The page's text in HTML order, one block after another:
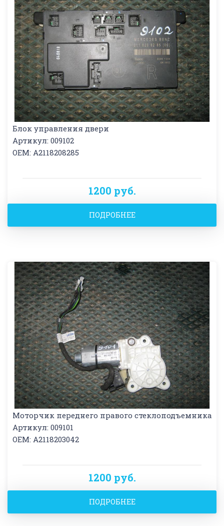
Блок управления двери
Артикул: 009102
OEM: A2118208285
1200 руб.
ПОДРОБНЕЕ
Моторчик переднего правого стеклоподъемника
Артикул: 009101
OEM: A2118203042
1200 руб.
ПОДРОБНЕЕ